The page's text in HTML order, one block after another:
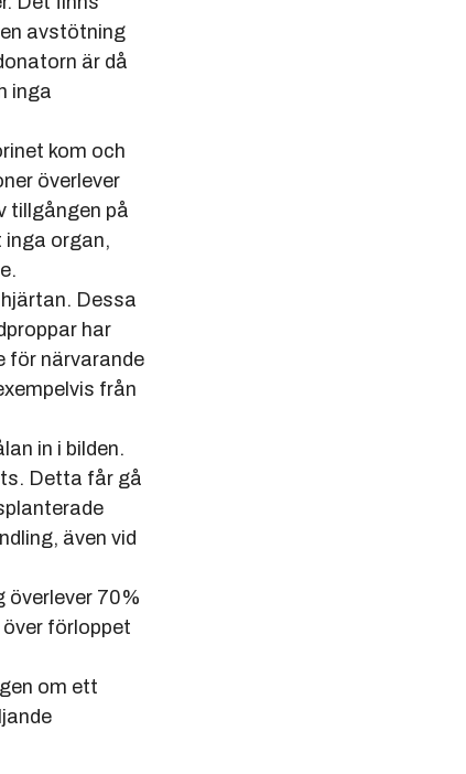
avstötning
är då
inga
kom och
överlever
på
organ,
Dessa
har
närvarande
från
in i bilden.
Detta får gå
även vid
70%
förloppet
om ett